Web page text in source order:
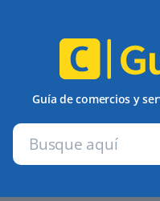
Guía de comercios y